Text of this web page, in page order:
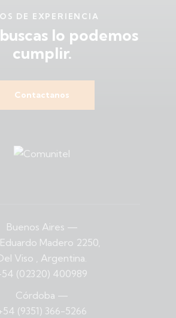
DE EXPERIENCIA
lo podemos
cumplir.
Contactanos
Buenos Aires —
Madero 2250,
Viso , Argentina.
(02320) 400989
Córdoba —
(9351) 366-5266